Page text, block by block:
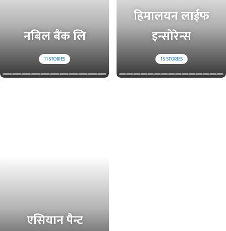
नबिल बैंक लि
11STORIES
हिमालयन लाईफ
इन्सोरेन्स
15STORIES
एसियान पैन्ट